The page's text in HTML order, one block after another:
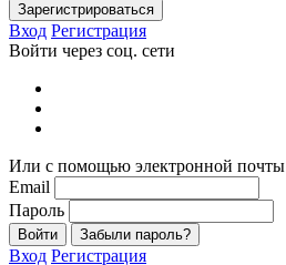
Зарегистрироваться
Вход Регистрация
Войти через соц. сети
Или с помощью электронной почты
Email
Пароль
Войти Забыли пароль?
Вход Регистрация